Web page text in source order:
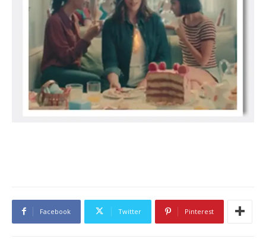
Facebook Twitter Pinterest